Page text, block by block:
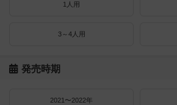
1人用
3～4人用
発売時期
2021〜2022年